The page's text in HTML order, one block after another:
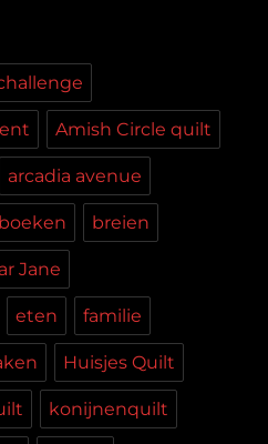
Amish Circle quilt
arcadia avenue
boeken breien
Jane
eten familie
Huisjes Quilt
konijnenquilt